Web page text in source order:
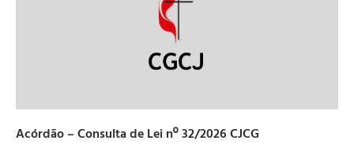
Acórdão – Consulta de Lei nº 32/2026 CJCG